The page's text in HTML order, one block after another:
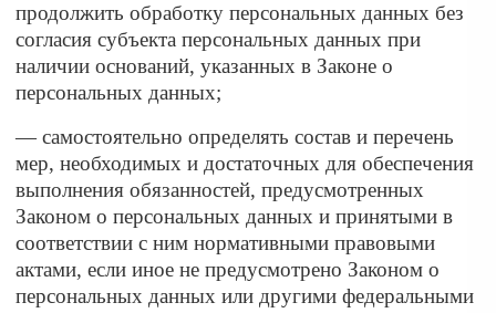
продолжить обработку персональных данных без
согласия субъекта персональных данных при
наличии оснований, указанных в Законе о
персональных данных;
— самостоятельно определять состав и перечень
мер, необходимых и достаточных для обеспечения
выполнения обязанностей, предусмотренных
Законом о персональных данных и принятыми в
соответствии с ним нормативными правовыми
актами, если иное не предусмотрено Законом о
персональных данных или другими федеральными